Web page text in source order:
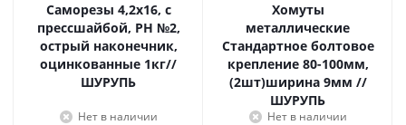
Саморезы 4,2х16, с
прессшайбой, PH №2,
острый наконечник,
оцинкованные 1кг//
ШУРУПЬ
Нет в наличии
Хомуты
металлические
Стандартное болтовое
крепление 80-100мм,
(2шт)ширина 9мм //
ШУРУПЬ
Нет в наличии